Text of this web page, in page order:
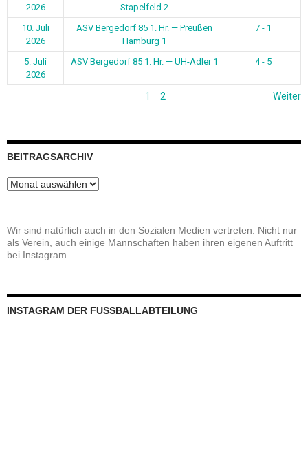
2026
Stapelfeld 2
10. Juli
2026
ASV Bergedorf 85 1. Hr. — Preußen
Hamburg 1
7 - 1
5. Juli
2026
ASV Bergedorf 85 1. Hr. — UH-Adler 1 4 - 5
1 2 Weiter
BEITRAGSARCHIV
Beitragsarchiv
Wir sind natürlich auch in den Sozialen Medien vertreten. Nicht nur
als Verein, auch einige Mannschaften haben ihren eigenen Auftritt
bei Instagram
INSTAGRAM DER FUSSBALLABTEILUNG